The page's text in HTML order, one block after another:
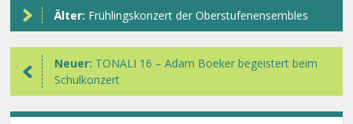
Älter: Frühlingskonzert der Oberstufenensembles
Neuer: TONALI 16 – Adam Boeker begeistert beim
Schulkonzert